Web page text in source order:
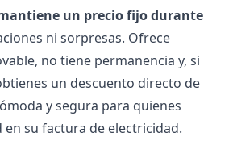
un precio fijo durante
ni sorpresas. Ofrece
no tiene permanencia y, si
un descuento directo de
y segura para quienes
en su factura de electricidad.